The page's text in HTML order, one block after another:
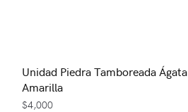
Unidad Piedra Tamboreada Ágata
Amarilla
$4,000